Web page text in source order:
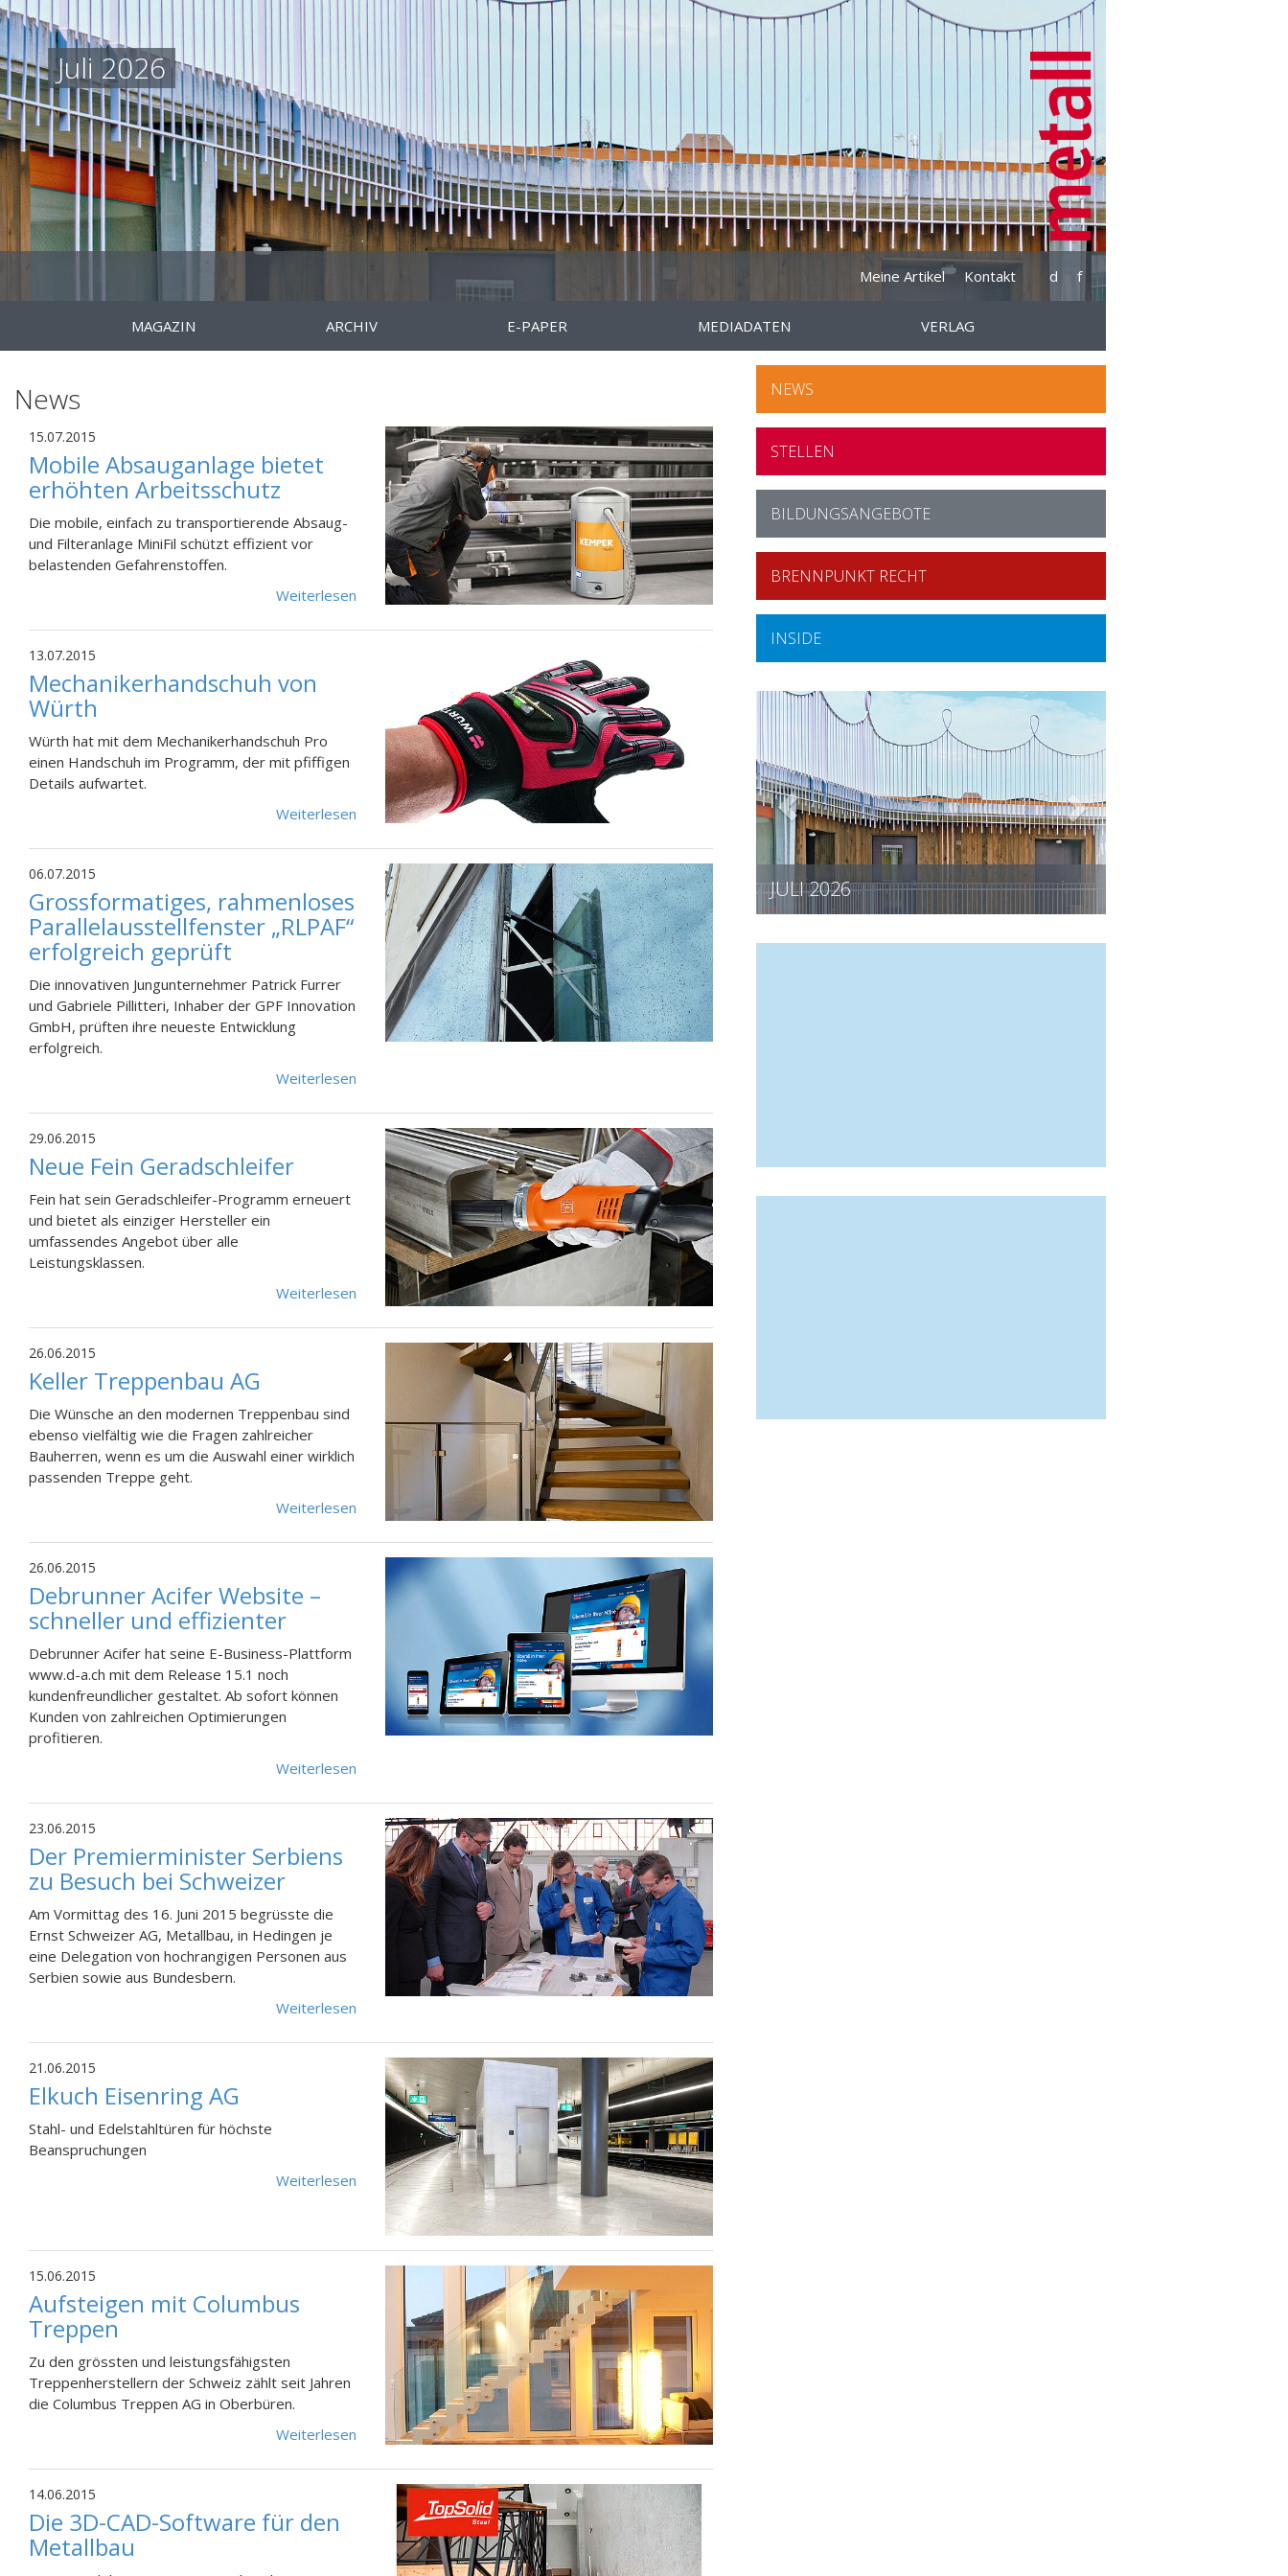
Juli 2026
Meine Artikel Kontakt d f
MAGAZIN ARCHIV E-PAPER MEDIADATEN VERLAG
News
15.07.2015
Mobile Absauganlage bietet
erhöhten Arbeitsschutz
Die mobile, einfach zu transportierende Absaug-
und Filteranlage MiniFil schützt effizient vor
belastenden Gefahrenstoffen.
Weiterlesen
13.07.2015
Mechanikerhandschuh von
Würth
Würth hat mit dem Mechanikerhandschuh Pro
einen Handschuh im Programm, der mit pfiffigen
Details aufwartet.
Weiterlesen
06.07.2015
Grossformatiges, rahmenloses
Parallelausstellfenster „RLPAF“
erfolgreich geprüft
Die innovativen Jungunternehmer Patrick Furrer
und Gabriele Pillitteri, Inhaber der GPF Innovation
GmbH, prüften ihre neueste Entwicklung
erfolgreich.
Weiterlesen
29.06.2015
Neue Fein Geradschleifer
Fein hat sein Geradschleifer-Programm erneuert
und bietet als einziger Hersteller ein
umfassendes Angebot über alle
Leistungsklassen.
Weiterlesen
26.06.2015
Keller Treppenbau AG
Die Wünsche an den modernen Treppenbau sind
ebenso vielfältig wie die Fragen zahlreicher
Bauherren, wenn es um die Auswahl einer wirklich
passenden Treppe geht.
Weiterlesen
26.06.2015
Debrunner Acifer Website –
schneller und effizienter
Debrunner Acifer hat seine E-Business-Plattform
www.d-a.ch mit dem Release 15.1 noch
kundenfreundlicher gestaltet. Ab sofort können
Kunden von zahlreichen Optimierungen
profitieren.
Weiterlesen
23.06.2015
Der Premierminister Serbiens
zu Besuch bei Schweizer
Am Vormittag des 16. Juni 2015 begrüsste die
Ernst Schweizer AG, Metallbau, in Hedingen je
eine Delegation von hochrangigen Personen aus
Serbien sowie aus Bundesbern.
Weiterlesen
21.06.2015
Elkuch Eisenring AG
Stahl- und Edelstahltüren für höchste
Beanspruchungen
Weiterlesen
15.06.2015
Aufsteigen mit Columbus
Treppen
Zu den grössten und leistungsfähigsten
Treppenherstellern der Schweiz zählt seit Jahren
die Columbus Treppen AG in Oberbüren.
Weiterlesen
14.06.2015
Die 3D-CAD-Software für den
Metallbau
NEWS
STELLEN
BILDUNGSANGEBOTE
BRENNPUNKT RECHT
INSIDE
JULI 2026 JUNI 2026